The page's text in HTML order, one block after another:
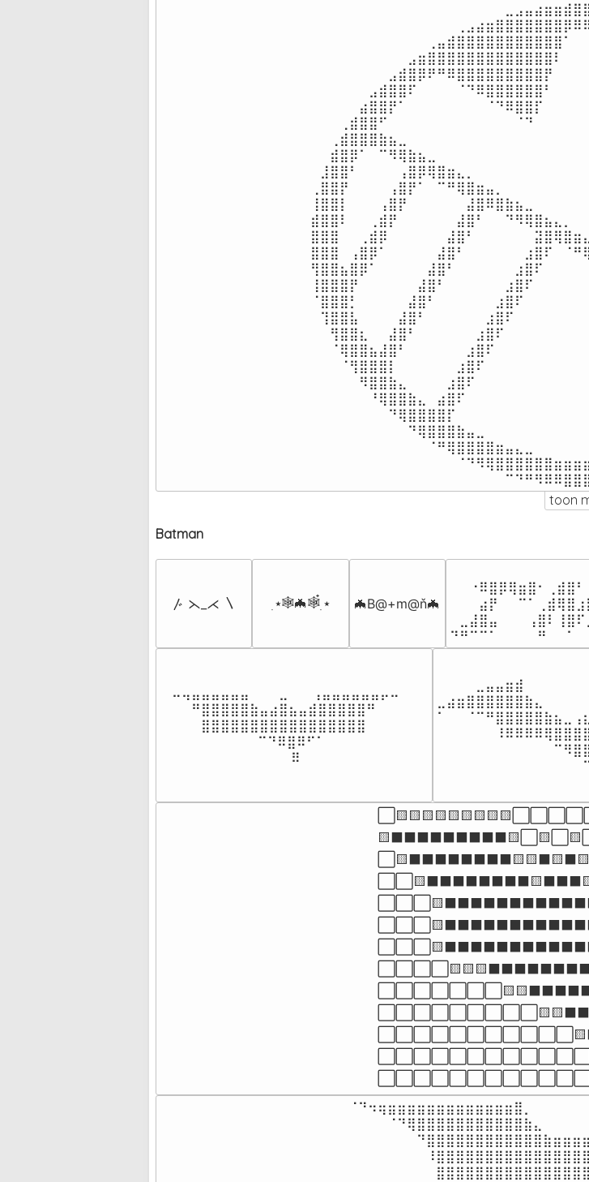
toon
Batman
〴 ⋋_⋌ 〵 ๋࣭ ⭑🕸🦇🕸๋࣭ ⭑ 🦇B@+m@ň🦇
⠤⢤⣤⣤⣤⣤⣤⣤⠀⠀⠀⣀⠀⠀ ⢠⣤⣤⣤⣤⣤⣤⡤⠤
⠀⠀⠛⣿⣿⣿⣿⣿⣷⣤⣴⣿⣦⣤⣾⣿⣿⣿⣿⣿⠛⠀⠀
⠀⠀⠀⣿⣿⣿⣿⣿⣿⣿⣿⣿⣿⣿⣿⣿⣿⣿⣿⣿⠀⠀⠀⠀
⠀⠀⠀⠀⠀⠀⠀  ⠀⠉⠙⠿⣿⠿⠋⠁⠀⠀⠀⠀⠀⠀⠀⠀⠀
⠀⠀⠀⠀⠀⠀⠀⠀⠀ ⠀⠀  ⠿⠀⠀⠀⠀⠀⠀⠀⠀⠀⠀⠀⠀